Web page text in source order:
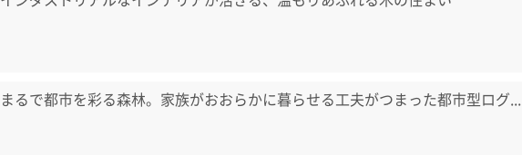
まるで都市を彩る森林。家族がおおらかに暮らせる工夫がつまった都市型ログ...